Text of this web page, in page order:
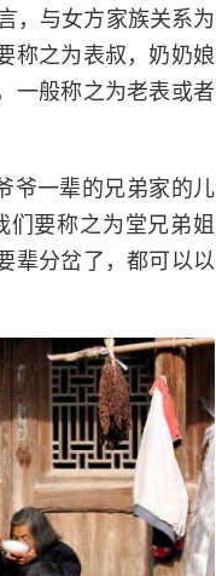
，与女方家族关系为
称之为表叔，奶奶娘
一般称之为老表或者
爷一辈的兄弟家的儿
要称之为堂兄弟姐
辈分岔了，都可以以